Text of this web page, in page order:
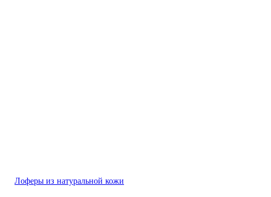
Лоферы из натуральной кожи